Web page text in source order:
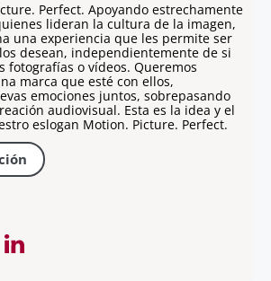
Perfect. Apoyando estrechamente
lideran la cultura de la imagen,
una experiencia que les permite ser
desean, independientemente de si
fotografías o vídeos. Queremos
marca que esté con ellos,
emociones juntos, sobrepasando
audiovisual. Esta es la idea y el
eslogan Motion. Picture. Perfect.